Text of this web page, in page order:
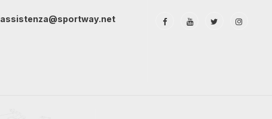
assistenza@sportway.net